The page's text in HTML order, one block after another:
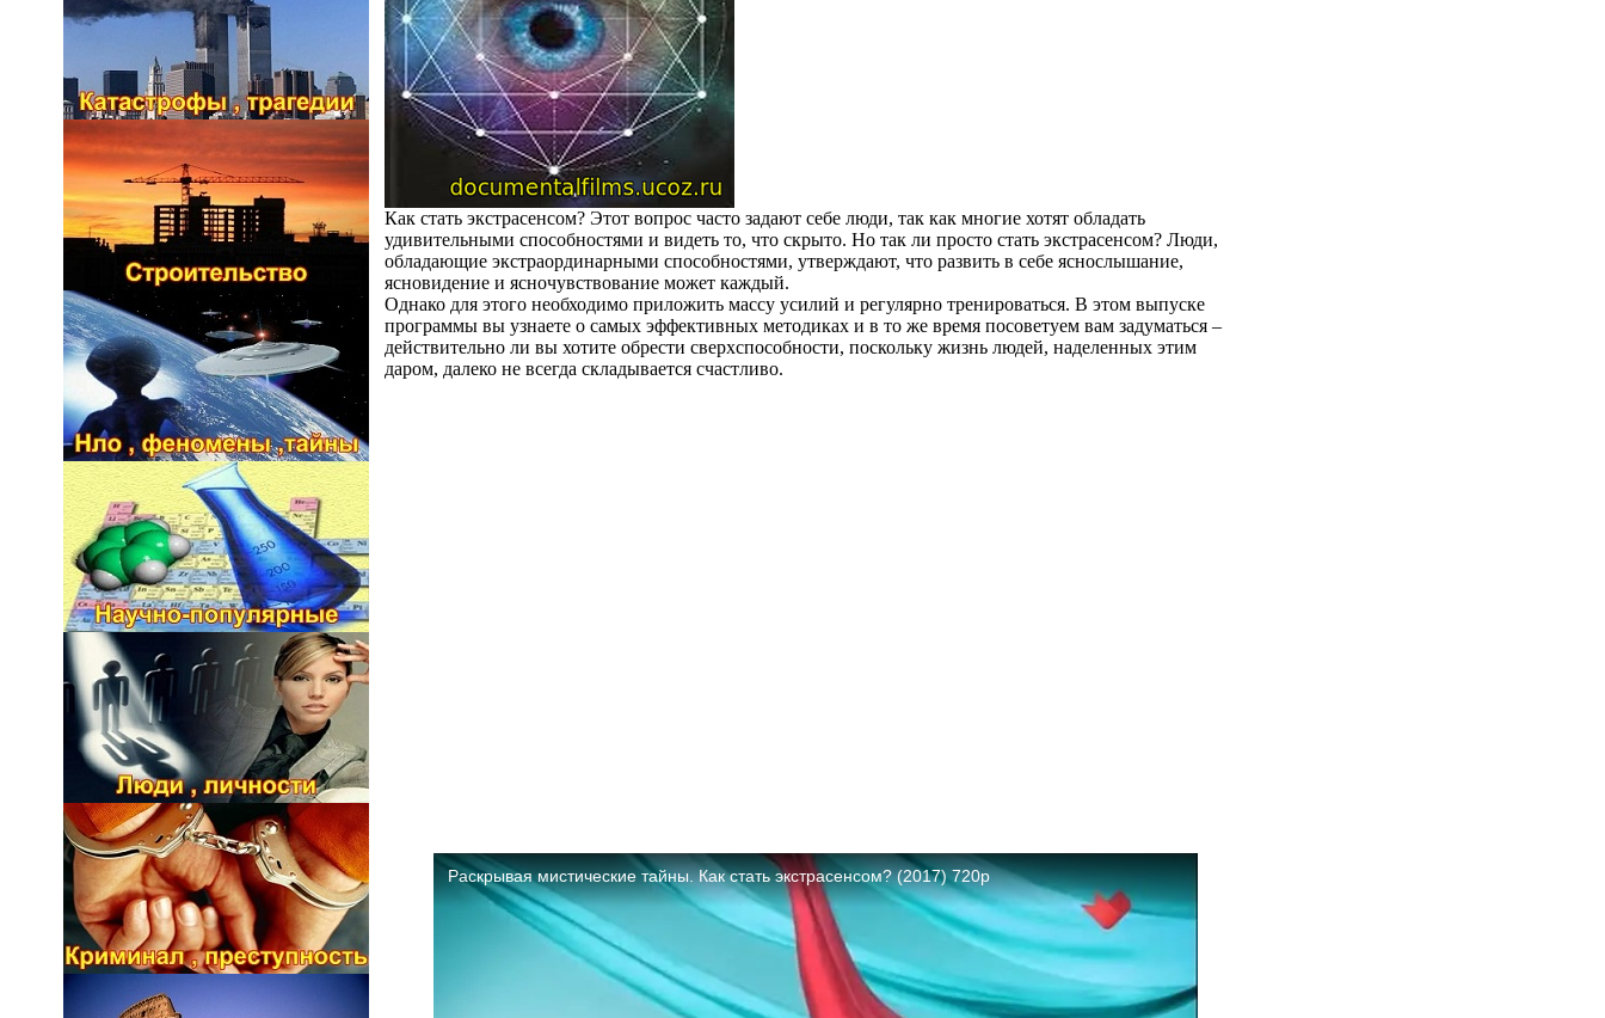
Как стать экстрасенсом? Этот вопрос часто задают себе люди, так как многие хотят обладать
удивительными способностями и видеть то, что скрыто. Но так ли просто стать экстрасенсом? Люди,
обладающие экстраординарными способностями, утверждают, что развить в себе яснослышание,
ясновидение и ясночувствование может каждый.
Однако для этого необходимо приложить массу усилий и регулярно тренироваться. В этом выпуске
программы вы узнаете о самых эффективных методиках и в то же время посоветуем вам задуматься –
действительно ли вы хотите обрести сверхспособности, поскольку жизнь людей, наделенных этим
даром, далеко не всегда складывается счастливо.